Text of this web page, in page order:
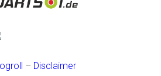
– Disclaimer